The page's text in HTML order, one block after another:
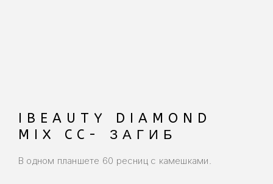
IBEAUTY DIAMOND
MIX CC- ЗАГИБ
В одном планшете 60 ресниц с камешками.